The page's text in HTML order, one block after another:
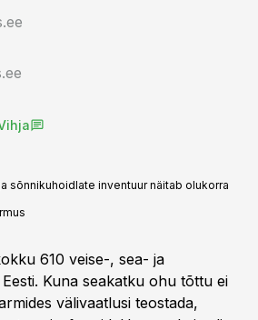
sõnnikuhoidlate inventuur näitab olukorra
610 veise-, sea- ja
Kuna seakatku ohu tõttu ei
välivaatlusi teostada,